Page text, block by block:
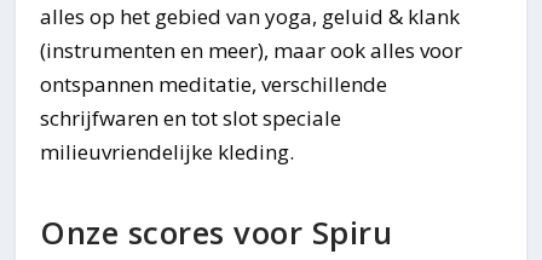
alles op het gebied van yoga, geluid & klank
(instrumenten en meer), maar ook alles voor
ontspannen meditatie, verschillende
schrijfwaren en tot slot speciale
milieuvriendelijke kleding.
Onze scores voor Spiru